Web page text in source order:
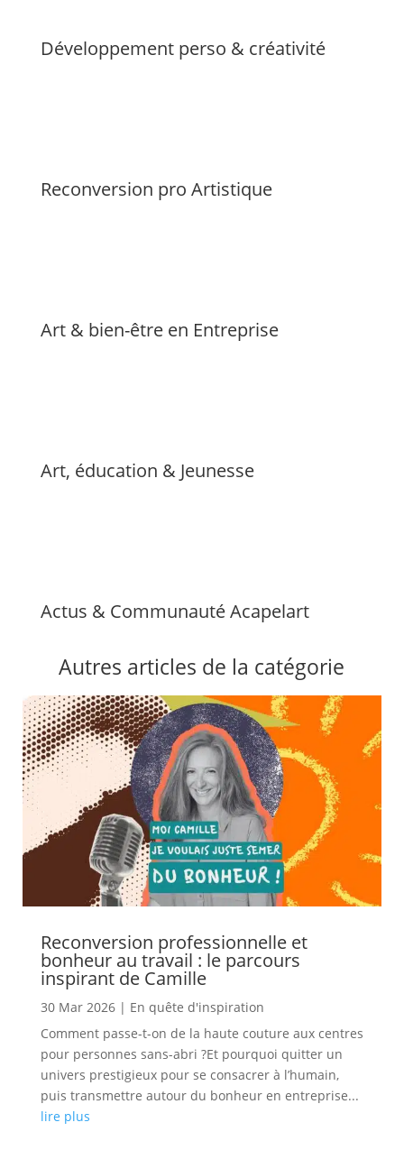
Développement perso & créativité
Reconversion pro Artistique
Art & bien-être en Entreprise
Art, éducation & Jeunesse
Actus & Communauté Acapelart
Autres articles de la catégorie
Reconversion professionnelle et
bonheur au travail : le parcours
inspirant de Camille
30 Mar 2026| En quête d'inspiration
Comment passe-t-on de la haute couture aux centres
pour personnes sans-abri ?Et pourquoi quitter un
univers prestigieux pour se consacrer à l’humain,
puis transmettre autour du bonheur en entreprise...
lire plus